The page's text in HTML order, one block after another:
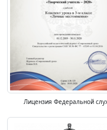
Лицензия Федеральной